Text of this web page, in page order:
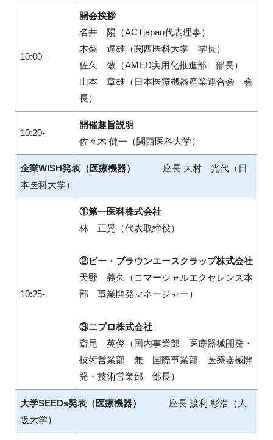
10:00-
開会挨拶
名井 陽（ACTjapan代表理事）
木梨 達雄（関西医科大学 学長）
佐久 敬（AMED実用化推進部 部長）
山本 章雄（日本医療機器産業連合会 会
長）
10:20-
開催趣旨説明
佐々木 健一（関西医科大学）
企業WISH発表（医療機器）
座長 大村 光代（日
本医科大学）
10:25-
①第一医科株式会社
林 正晃（代表取締役）
②ビー・ブラウンエースクラップ株式会社
天野 義久（コマーシャルエクセレンス本
部 事業開発マネージャー）
③ニプロ株式会社
斎尾 英俊（国内事業部 医療器械開発・
技術営業部 兼 国際事業部 医療器械開
発・技術営業部 部長）
大学SEEDs発表（医療機器）
座長 渡利 彰浩（大
阪大学）